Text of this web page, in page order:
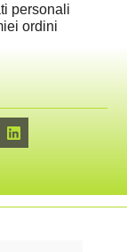
personali
ordini